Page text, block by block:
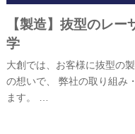
【製造】抜型のレ
学
大創では、お客様に抜型の
の想いで、 弊社の取り組み
ます。 …